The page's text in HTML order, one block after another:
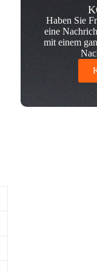
Haben Sie
eine
mit einem